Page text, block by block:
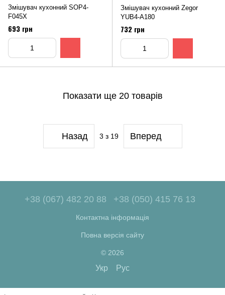
Змішувач кухонний SOP4-
F045X
693 грн
Змішувач кухонний Zegor
YUB4-A180
732 грн
Показати ще 20 товарів
Назад 3 з 19 Вперед
+38 (067) 482 20 88 +38 (050) 415 76 13
Контактна інформація
Повна версія сайту
© 2026
Укр Рус